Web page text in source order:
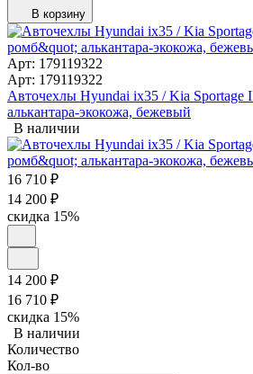
В корзину
Арт: 179119322
Арт: 179119322
Авточехлы Hyundai ix35 / Kia
алькантара-экокожа, бежевый
В наличии
16 710 ₽
14 200 ₽
скидка 15%
14 200 ₽
16 710 ₽
скидка 15%
В наличии
Количество
Кол-во